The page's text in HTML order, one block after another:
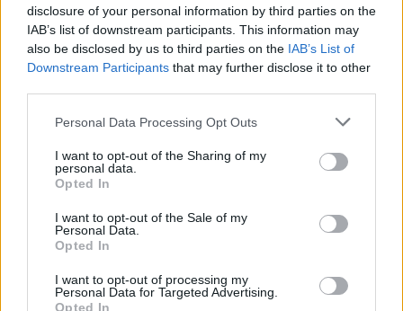
disclosure of your personal information by third parties on the
IAB’s list of downstream participants. This information may
also be disclosed by us to third parties on the IAB’s List of
Downstream Participants that may further disclose it to other
Personal Data Processing Opt Outs
I want to opt-out of the Sharing of my
personal data.
Opted In
I want to opt-out of the Sale of my
Personal Data.
Opted In
I want to opt-out of processing my
Personal Data for Targeted Advertising.
Opted In
Eric Wendt konfirmohet
nga Senati si ambasador i
SHBA-së në Shqipëri,
emërimi pret firmën e
Trump
Futbolli librazhdas në zi,
ndahet nga jeta Besnik
trajner i Sopotit